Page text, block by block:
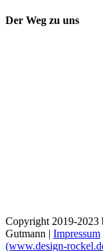
Der Weg zu uns
Copyright 2019-2023
Gutmann | Impressum
(www.design-